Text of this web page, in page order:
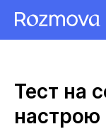
Тест на
настрою